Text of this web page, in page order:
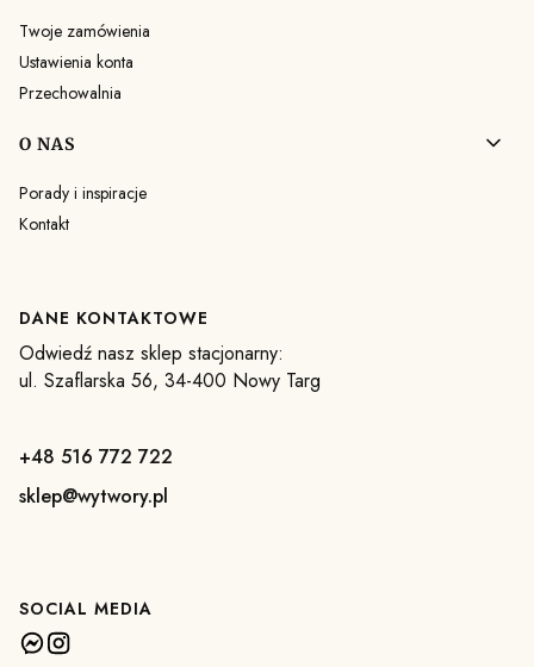
Twoje zamówienia
Ustawienia konta
Przechowalnia
O NAS
Porady i inspiracje
Kontakt
DANE KONTAKTOWE
Odwiedź nasz sklep stacjonarny:
ul. Szaflarska 56, 34-400 Nowy Targ
+48 516 772 722
sklep@wytwory.pl
SOCIAL MEDIA